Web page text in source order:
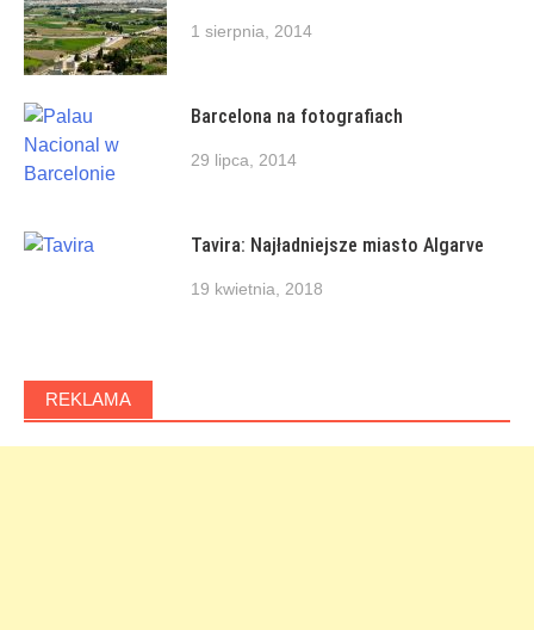
1 sierpnia, 2014
Barcelona na fotografiach
29 lipca, 2014
Tavira: Najładniejsze miasto Algarve
19 kwietnia, 2018
REKLAMA